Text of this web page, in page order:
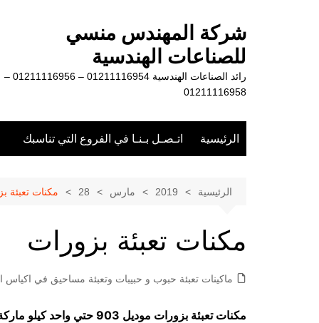
شركة المهندس منسي
للصناعات الهندسية
رائد الصناعات الهندسية 01211116954 – 01211116956 –
01211116958
الرئيسية اتـصـل بـنـا في الفروع التي تناسبك
الرئيسية 2019 مارس 28 مكنات تعبئة
مكنات تعبئة بزورات
ماكينات تعبئة حبوب و حبيبات وتعبئة مساحيق في اكياس
مكنات تعبئة بزورات موديل 903 حتي واحد كيلو ماركة مهندس منسي